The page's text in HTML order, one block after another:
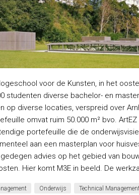
voor de Kunsten, in het
studenten diverse bachelor- en
op diverse locaties, verspreid over
omvat ruim 50.000 m² bvo.
portefeuille die de
aan een masterplan voor
advies op het gebied van
Hier komt M3E in beeld. De
Onderwijs Technical